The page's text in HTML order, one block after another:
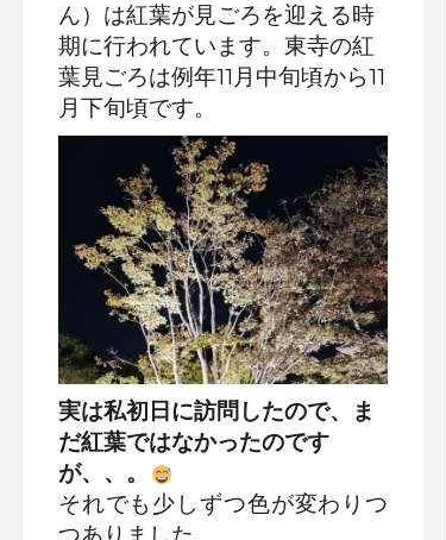
ん）は紅葉が見ごろを迎える時
期に行われています。東寺の紅
葉見ごろは例年11月中旬頃から11
月下旬頃です。
実は私初日に訪問したので、ま
だ紅葉ではなかったのです
が、、。
それでも少しずつ色が変わりつ
つありました。